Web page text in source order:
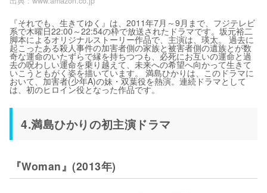
『それでも、生きてゆく』は、2011年7月～9月まで、フジテレビ
系で木曜日22:00～22:54の枠で放送されたドラマです。坂元裕二
脚本によるオリジナルストーリー作品で、主演は、瑛太。 過去に
起こったある殺人事件の加害者側の家族と被害者側の遺族とが数
奇な運命のいたずらで縁を持ちつつも、必死にお互いの運命と過
去の呪わしい運命を乗り越えて、未来への希望へ向かって生きて
いこうともがく姿を描いています。 満島ひかりは、このドラマに
おいて、加害者(少年A)の妹・双葉役を熱演。連続ドラマとして
は、初のヒロイン役となった作品です。
4.満島ひかりの初主演ドラマ
『Woman』(2013年)